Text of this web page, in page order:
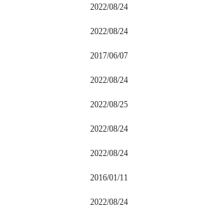
2022/08/24
2022/08/24
2017/06/07
2022/08/24
2022/08/25
2022/08/24
2022/08/24
2016/01/11
2022/08/24